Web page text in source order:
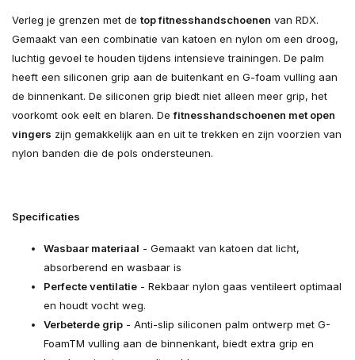
Verleg je grenzen met de top fitnesshandschoenen van RDX.
Gemaakt van een combinatie van katoen en nylon om een droog,
luchtig gevoel te houden tijdens intensieve trainingen. De palm
heeft een siliconen grip aan de buitenkant en G-foam vulling aan
de binnenkant. De siliconen grip biedt niet alleen meer grip, het
voorkomt ook eelt en blaren. Defitnesshandschoenen met open
vingers zijn gemakkelijk aan en uit te trekken en zijn voorzien van
nylon banden die de pols ondersteunen.
Specificaties
Wasbaar materiaal - Gemaakt van katoen dat licht,
absorberend en wasbaar is
Perfecte ventilatie - Rekbaar nylon gaas ventileert optimaal
en houdt vocht weg.
Verbeterde grip - Anti-slip siliconen palm ontwerp met G-
FoamTM vulling aan de binnenkant, biedt extra grip en